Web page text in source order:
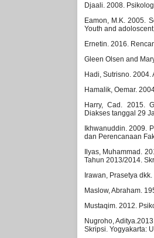
Djaali. 2008.
Eamon, M.K. 2005.
Youth and
Ernetin. 2016.
Gleen Olsen and
Hadi, Sutrisno. 2004.
Hamalik, Oemar.
Harry, Cad. 2015.
Diakses tanggal 29
Ikhwanuddin. 2009.
dan Perencanaan
Ilyas, Muhammad.
Tahun 2013/2014.
Irawan, Prasetya
Maslow, Abraham.
Mustaqim. 2012.
Nugroho,
Skripsi. Yogyakarta: